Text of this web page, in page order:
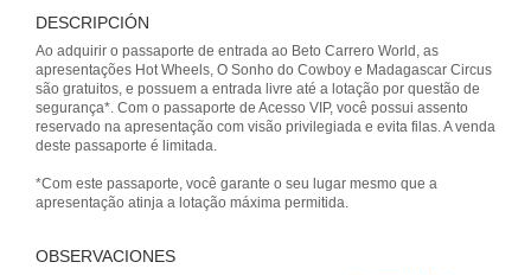
DESCRIPCIÓN
Ao adquirir o passaporte de entrada ao Beto Carrero World, as
apresentações Hot Wheels, O Sonho do Cowboy e Madagascar Circus
são gratuitos, e possuem a entrada livre até a lotação por questão de
segurança*. Com o passaporte de Acesso VIP, você possui assento
reservado na apresentação com visão privilegiada e evita filas. A venda
deste passaporte é limitada.
*Com este passaporte, você garante o seu lugar mesmo que a
apresentação atinja a lotação máxima permitida.
OBSERVACIONES